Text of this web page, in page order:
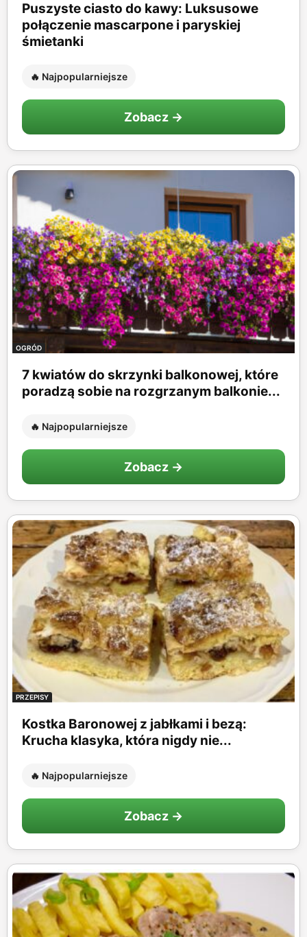
Puszyste ciasto do kawy: Luksusowe
połączenie mascarpone i paryskiej
śmietanki
🔥 Najpopularniejsze
Zobacz →
OGRÓD
7 kwiatów do skrzynki balkonowej, które
poradzą sobie na rozgrzanym balkonie...
🔥 Najpopularniejsze
Zobacz →
PRZEPISY
Kostka Baronowej z jabłkami i bezą:
Krucha klasyka, która nigdy nie...
🔥 Najpopularniejsze
Zobacz →